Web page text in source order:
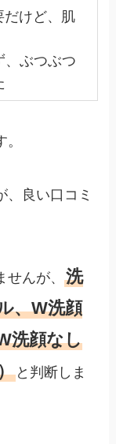
だけど、肌
、ぶつぶつ
、良い口コミ
せんが、洗
、W洗顔
洗顔なし
と判断しま